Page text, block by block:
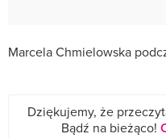
Marcela Chmielowska
Dziękujemy, że
Bądź na bieżąco!